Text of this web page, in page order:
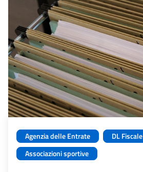
Agenzia delle Entrate
DL Fiscale
Associazioni sportive